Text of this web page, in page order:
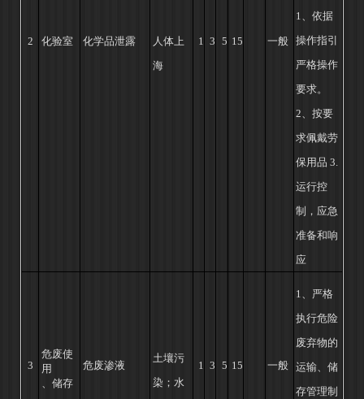
2 化验室 化学品泄露
人体上
海
1 3 5 15 一般
1、依据
操作指引
严格操作
要求。
2、按要
求佩戴劳
保用品 3.
运行控
制，应急
准备和响
应
3
危废使
用
、储存
危废渗液
土壤污
染； 水
1 3 5 15 一般
1、严格
执行危险
废弃物的
运输、储
存管理制